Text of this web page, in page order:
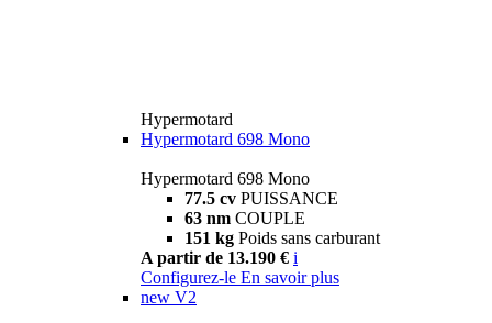
Hypermotard
Hypermotard 698 Mono
Hypermotard 698 Mono
77.5 cv PUISSANCE
63 nm COUPLE
151 kg Poids sans carburant
A partir de 13.190 € i
Configurez-le En savoir plus
new V2